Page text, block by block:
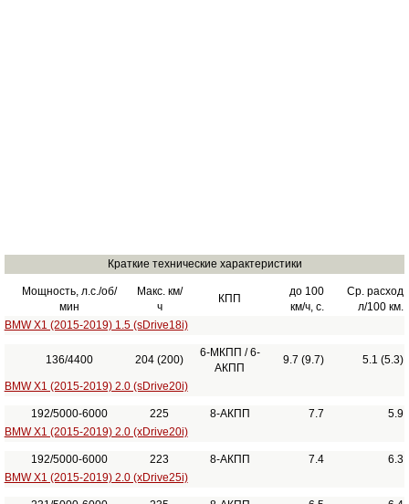
Краткие технические характеристики
Мощность, л.с./об/
мин
Макс. км/
ч
КПП
до 100
км/ч, с.
Ср. расход
л/100 км.
BMW X1 (2015-2019) 1.5 (sDrive18i)
136/4400 204 (200)
6-МКПП / 6-
АКПП
9.7 (9.7) 5.1 (5.3)
BMW X1 (2015-2019) 2.0 (sDrive20i)
192/5000-6000 225 8-АКПП 7.7
5.9
BMW X1 (2015-2019) 2.0 (xDrive20i)
192/5000-6000 223 8-АКПП 7.4
6.3
BMW X1 (2015-2019) 2.0 (xDrive25i)